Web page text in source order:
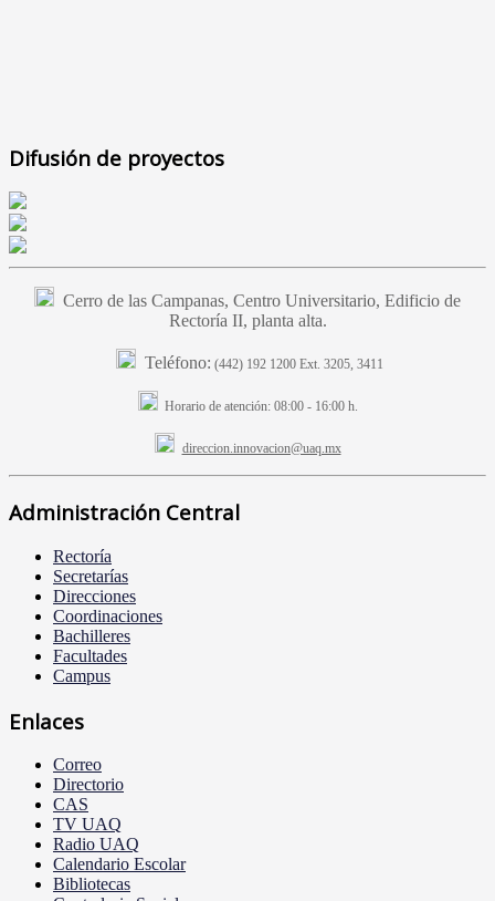
Difusión de proyectos
Cerro de las Campanas, Centro Universitario, Edificio de
Rectoría II, planta alta.
Teléfono: (442) 192 1200 Ext. 3205, 3411
Horario de atención:08:00 - 16:00 h.
direccion.innovacion@uaq.mx
Administración Central
Rectoría
Secretarías
Direcciones
Coordinaciones
Bachilleres
Facultades
Campus
Enlaces
Correo
Directorio
CAS
TV UAQ
Radio UAQ
Calendario Escolar
Bibliotecas